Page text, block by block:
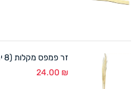
זר פמפס מקלות (8 יח')
24.00 ₪